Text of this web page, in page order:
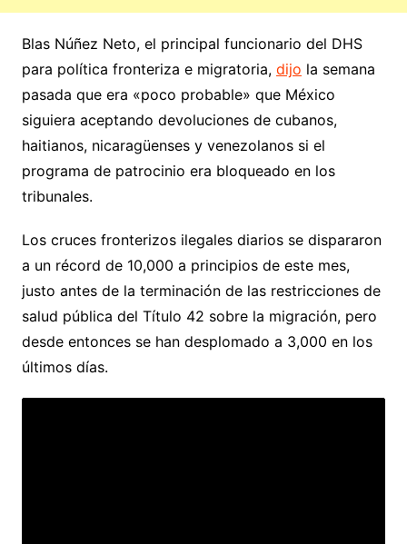
Blas Núñez Neto, el principal funcionario del DHS
para política fronteriza e migratoria, dijo la semana
pasada que era «poco probable» que México
siguiera aceptando devoluciones de cubanos,
haitianos, nicaragüenses y venezolanos si el
programa de patrocinio era bloqueado en los
tribunales.
Los cruces fronterizos ilegales diarios se dispararon
a un récord de 10,000 a principios de este mes,
justo antes de la terminación de las restricciones de
salud pública del Título 42 sobre la migración, pero
desde entonces se han desplomado a 3,000 en los
últimos días.